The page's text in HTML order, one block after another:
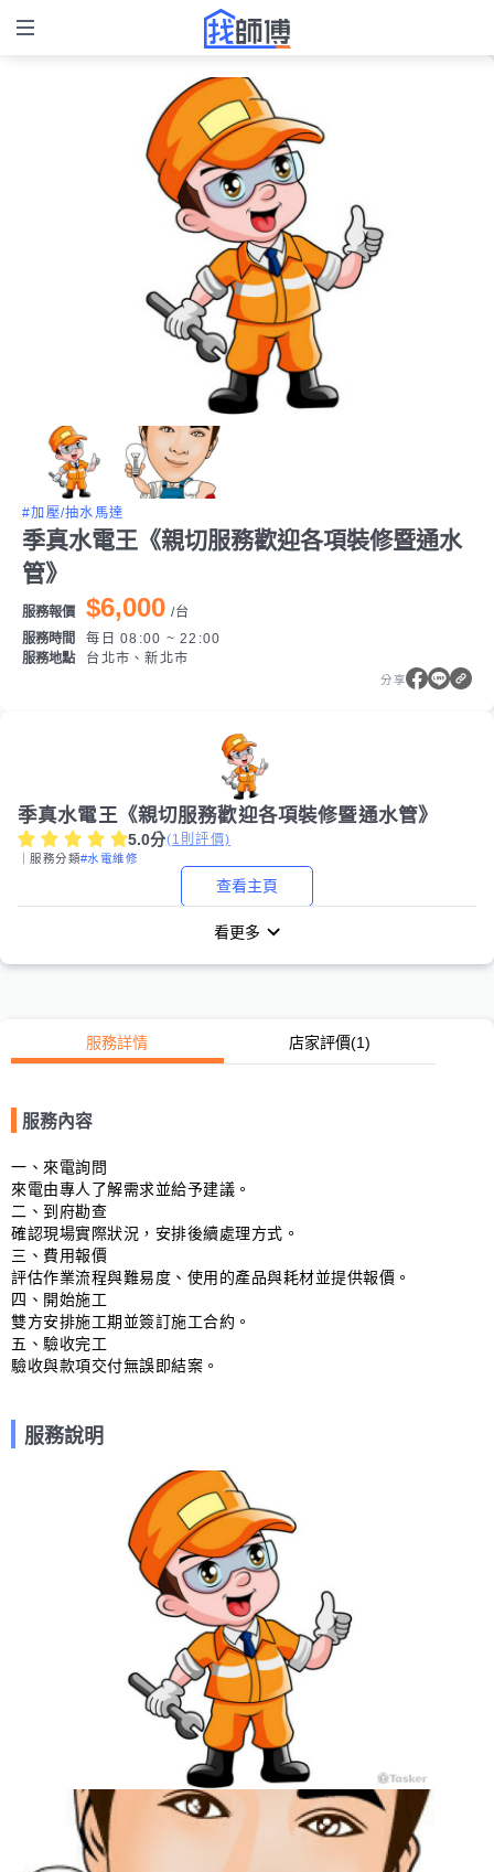
#加壓/抽水馬達
季真水電王《親切服務歡迎各項裝修暨通水
管》
服務報價 $6,000 /台
服務時間
每日 08:00 ~ 22:00
服務地點
台北市、新北市
分享
季真水電王《親切服務歡迎各項裝修暨通水管》
5.0分(1 則評價)
｜服務分類#水電維修
查看主頁
看更多
服務詳情 店家評價(1)
服務內容
一、來電詢問
來電由專人了解需求並給予建議。
二、到府勘查
確認現場實際狀況，安排後續處理方式。
三、費用報價
評估作業流程與難易度、使用的產品與耗材並提供報價。
四、開始施工
雙方安排施工期並簽訂施工合約。
五、驗收完工
驗收與款項交付無誤即結案。
服務說明